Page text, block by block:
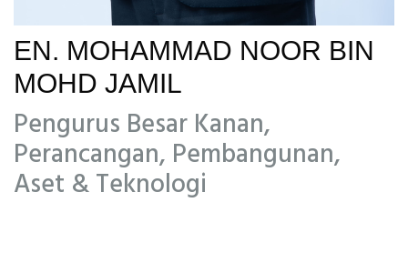
EN. MOHAMMAD NOOR BIN
MOHD JAMIL
Pengurus Besar Kanan,
Perancangan, Pembangunan,
Aset & Teknologi